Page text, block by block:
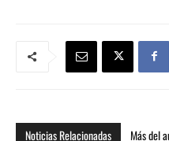
Noticias Relacionadas Más del